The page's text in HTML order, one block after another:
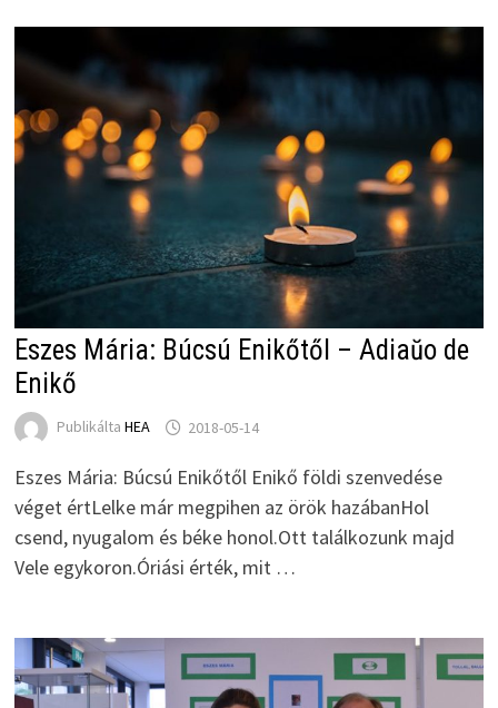
Eszes Mária: Búcsú Enikőtől – Adiaŭo de
Enikő
Publikálta HEA 2018-05-14
Eszes Mária: Búcsú Enikőtől Enikő földi szenvedése
véget értLelke már megpihen az örök hazábanHol
csend, nyugalom és béke honol.Ott találkozunk majd
Vele egykoron.Óriási érték, mit …